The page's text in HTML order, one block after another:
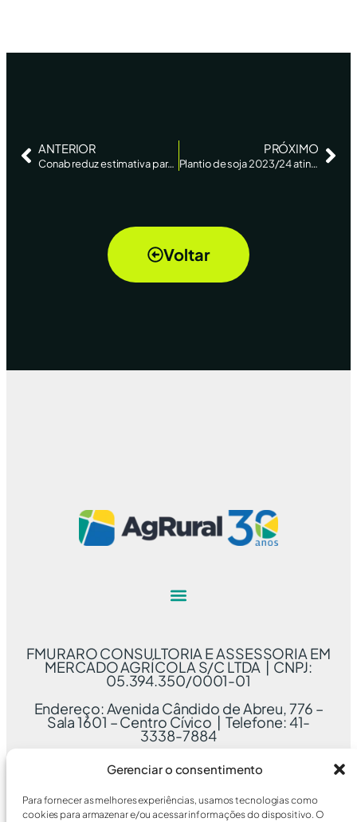
Gerenciar o consentimento
Para fornecer as melhores experiências, usamos tecnologias como
cookies para armazenar e/ou acessar informações do dispositivo. O
ANTERIOR
Conab reduz estimativa para soja; mercado espera novos cortes – The AgriBiz
PRÓXIMO
Plantio de soja 2023/24 atinge 91% da área no Brasil, aponta AgRural – Reuters News
Voltar
FMURARO CONSULTORIA E ASSESSORIA EM
MERCADO AGRÍCOLA S/C LTDA | CNPJ:
05.394.350/0001-01
Endereço: Avenida Cândido de Abreu, 776 –
Sala 1601 – Centro Cívico | Telefone: 41-
3338-7884